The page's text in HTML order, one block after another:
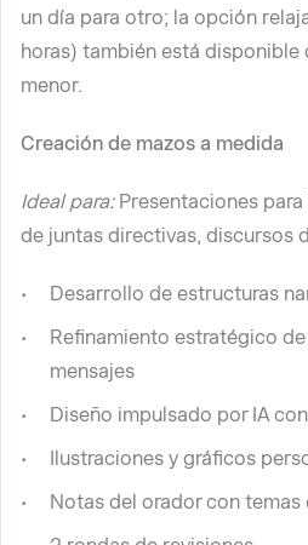
un día para otro; la opción
horas) también está disponible
menor.
Creación de mazos a medida
Ideal para:Presentaciones
de juntas directivas, discursos
Desarrollo de estructuras
Refinamiento estratégico
mensajes
Diseño impulsado por IA
Ilustraciones y gráficos
Notas del orador con